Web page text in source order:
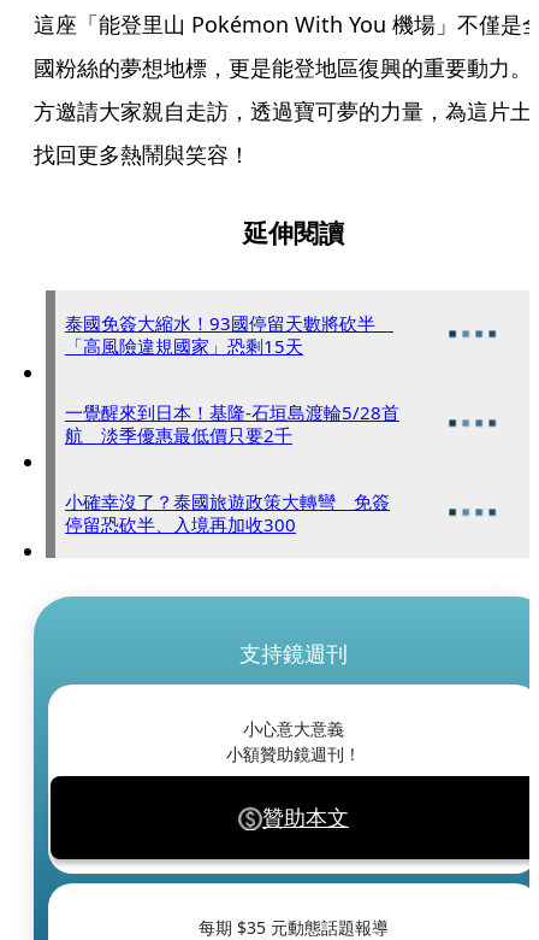
這座「能登里山 Pokémon With You 機場」不僅是
國粉絲的夢想地標，更是能登地區復興的重要動力。
方邀請大家親自走訪，透過寶可夢的力量，為這片土
找回更多熱鬧與笑容！
延伸閱讀
泰國免簽大縮水！93國停留天數將砍半
「高風險違規國家」恐剩15天
一覺醒來到日本！基隆-石垣島渡輪5/28首
航 淡季優惠最低價只要2千
小確幸沒了？泰國旅遊政策大轉彎 免簽
停留恐砍半、入境再加收300
支持鏡週刊
小心意大意義
小額贊助鏡週刊！
贊助本文
每期 $35 元動態話題報導